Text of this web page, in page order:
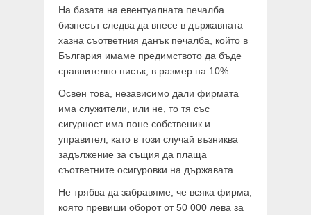
На базата на евентуалната печалба
бизнесът следва да внесе в държавната
хазна съответния данък печалба, който в
България имаме предимството да бъде
сравнително нисък, в размер на 10%.
Освен това, независимо дали фирмата
има служители, или не, то тя със
сигурност има поне собственик и
управител, като в този случай възниква
задължение за същия да плаща
съответните осигуровки на държавата.
Не трябва да забравяме, че всяка фирма,
която превиши оборот от 50 000 лева за